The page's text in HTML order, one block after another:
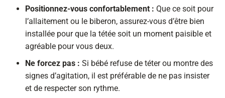
Positionnez-vous confortablement : Que ce soit pour
l’allaitement ou le biberon, assurez-vous d’être bien
installée pour que la tétée soit un moment paisible et
agréable pour vous deux.
Ne forcez pas : Si bébé refuse de téter ou montre des
signes d’agitation, il est préférable de ne pas insister
et de respecter son rythme.